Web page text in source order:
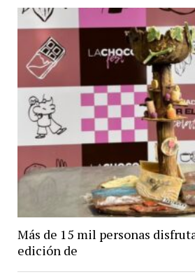
Más de 15 mil personas
edición de